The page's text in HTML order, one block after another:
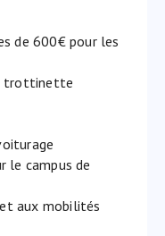
de 600€ pour les
trottinette
le campus de
aux mobilités